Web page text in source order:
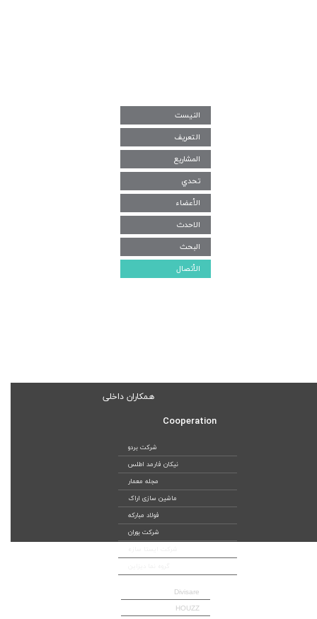
النیست
التعریف
المشاریع
تحدي
الأعضاء
الاحدث
البحث
الأتصال
شرکت بردو
نیکان فارمد اطلس
مجله معمار
ماشین سازی اراک
فولاد مبارکه
شرکت بوران
همکاران داخلی
Cooperation
Divisare
HOUZZ